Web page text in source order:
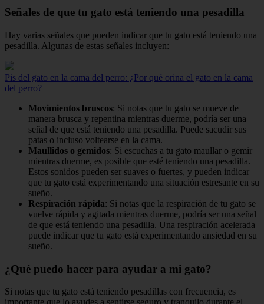
Señales de que tu gato está teniendo una pesadilla
Hay varias señales que pueden indicar que tu gato está teniendo una
pesadilla. Algunas de estas señales incluyen:
Pis del gato en la cama del perro: ¿Por qué orina el gato en la cama
del perro?
Movimientos bruscos: Si notas que tu gato se mueve de
manera brusca y repentina mientras duerme, podría ser una
señal de que está teniendo una pesadilla. Puede sacudir sus
patas o incluso voltearse en la cama.
Maullidos o gemidos: Si escuchas a tu gato maullar o gemir
mientras duerme, es posible que esté teniendo una pesadilla.
Estos sonidos pueden ser suaves o fuertes, y pueden indicar
que tu gato está experimentando una situación estresante en su
sueño.
Respiración rápida: Si notas que la respiración de tu gato se
vuelve rápida y agitada mientras duerme, podría ser una señal
de que está teniendo una pesadilla. Una respiración acelerada
puede indicar que tu gato está experimentando ansiedad en su
sueño.
¿Qué puedo hacer para ayudar a mi gato?
Si notas que tu gato está teniendo pesadillas con frecuencia, es